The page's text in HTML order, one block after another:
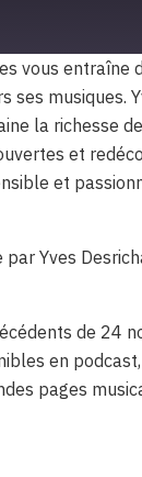
vous entraîne
ses musiques.
la richesse
et
et
par Yves
de 24
en
pages